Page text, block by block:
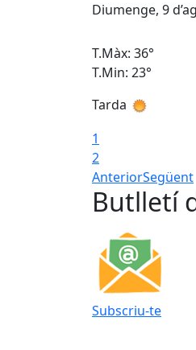
Diumenge, 9
T.Màx: 36°
T.Min: 23°
Tarda
1
2
AnteriorSegüent
Butlletí
Subscriu-te